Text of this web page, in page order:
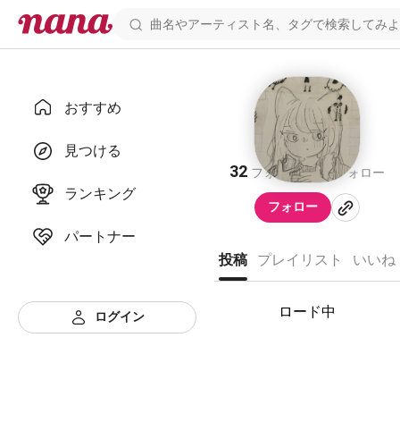
おすすめ
見つける
ランキング
パートナー
ログイン
天才
32 フォロワー32 フォロー
フォロー
投稿 プレイリスト いいね
ロード中